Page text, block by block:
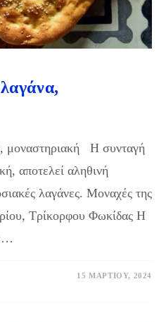
μοναστηριακή Η συνταγή
αποτελεί αληθινή
λαγάνες. Μοναχές της
Τρίκορφου Φωκίδας H
15 ΜΑΡΤΊΟΥ, 2024